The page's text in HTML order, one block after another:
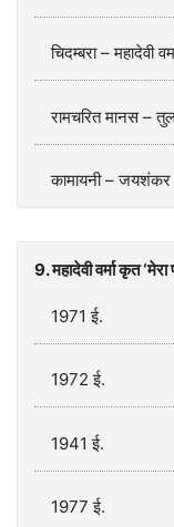
चिदम्बरा – महादेवी
रामचरित मानस –
कामायनी – जयशंकर
9. महादेवी वर्मा कृत
1971 ई.
1972 ई.
1941 ई.
1977 ई.